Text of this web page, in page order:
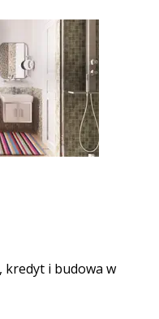
kredyt i budowa w